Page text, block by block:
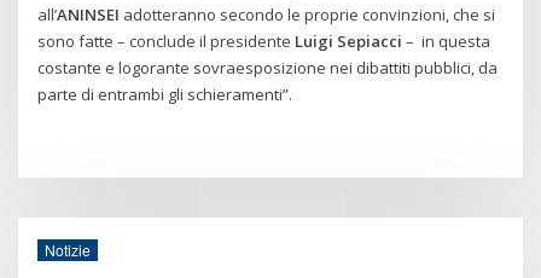
all’ANINSEI adotteranno secondo le proprie convinzioni, che si
sono fatte – conclude il presidente Luigi Sepiacci – in questa
costante e logorante sovraesposizione nei dibattiti pubblici, da
parte di entrambi gli schieramenti”.
Notizie